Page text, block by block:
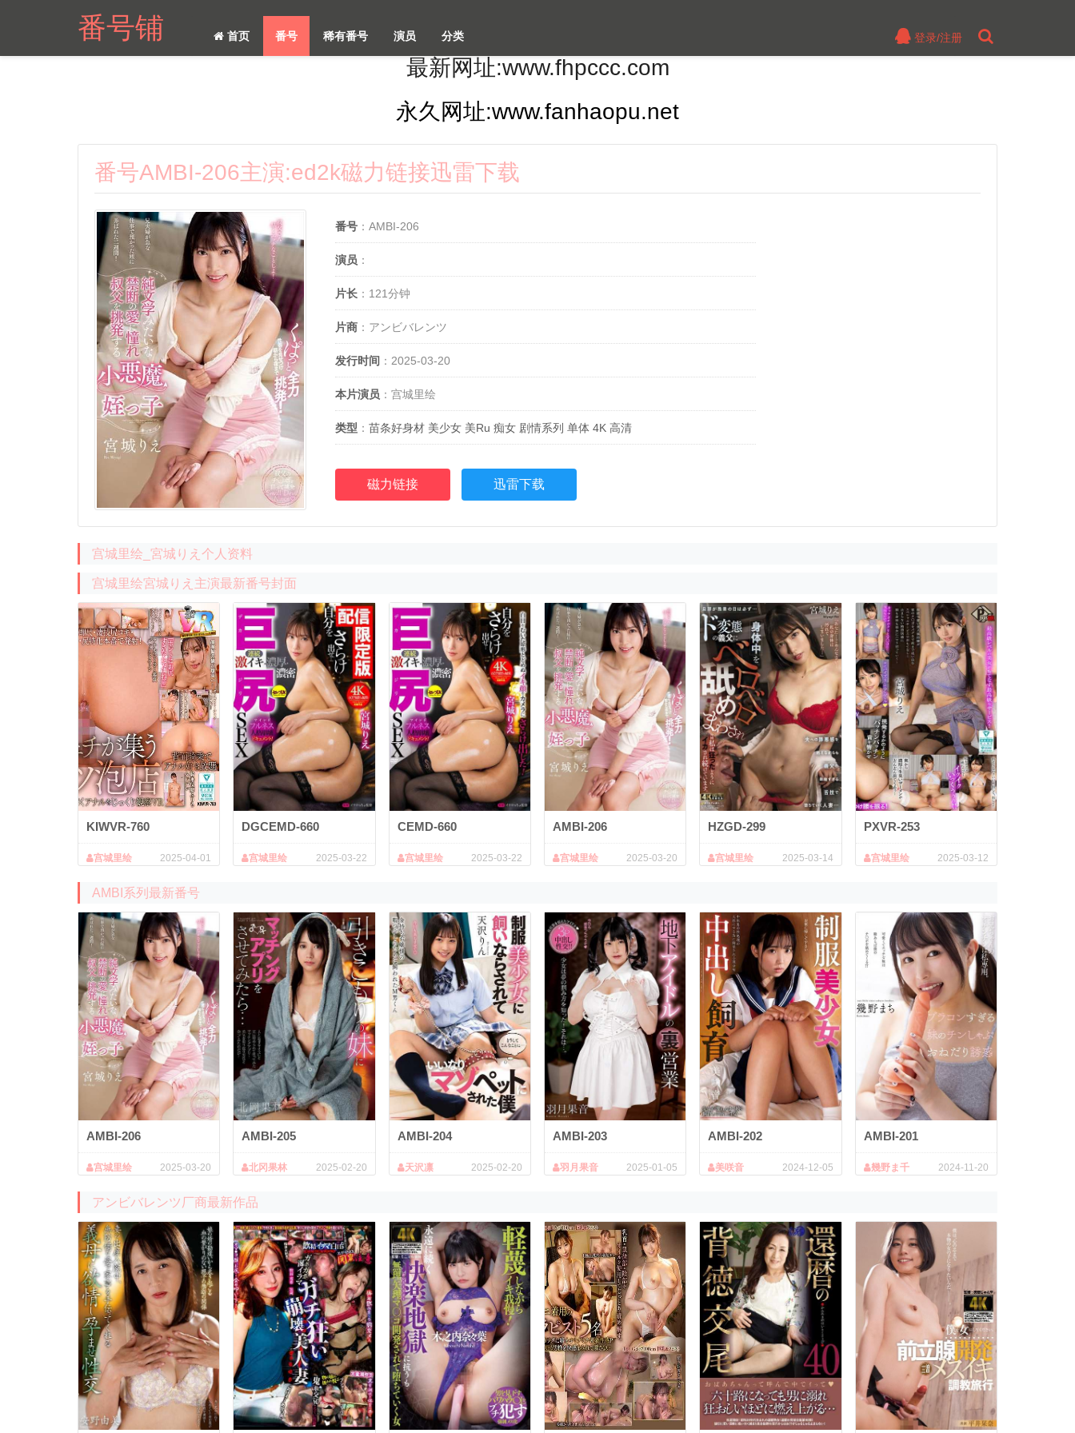
番号铺 首页 番号 稀有番号 演员 分类 登录/注册
最新网址:www.fhpccc.com
永久网址:www.fanhaopu.net
番号AMBI-206主演:ed2k磁力链接迅雷下载
番号 ：AMBI-206
演员 ：
片长 ：121分钟
片商 ：アンビバレンツ
发行时间 ：2025-03-20
本片演员 ：宫城里绘
类型 ： 苗条好身材 美少女 美Ru 痴女 剧情系列 单体 4K 高清
磁力链接 迅雷下载
宫城里绘_宮城りえ个人资料
宫城里绘宮城りえ主演最新番号封面
KIWVR-760
2025-04-01
宫城里绘
DGCEMD-660
2025-03-22
宫城里绘
CEMD-660
2025-03-22
宫城里绘
AMBI-206
2025-03-20
宫城里绘
HZGD-299
2025-03-14
宫城里绘
PXVR-253
2025-03-12
宫城里绘
AMBI系列最新番号
AMBI-206
2025-03-20
宫城里绘
AMBI-205
2025-02-20
北冈果林
AMBI-204
2025-02-20
天沢凛
AMBI-203
2025-01-05
羽月果音
AMBI-202
2024-12-05
美咲音
AMBI-201
2024-11-20
幾野ま千
アンビバレンツ厂商最新作品